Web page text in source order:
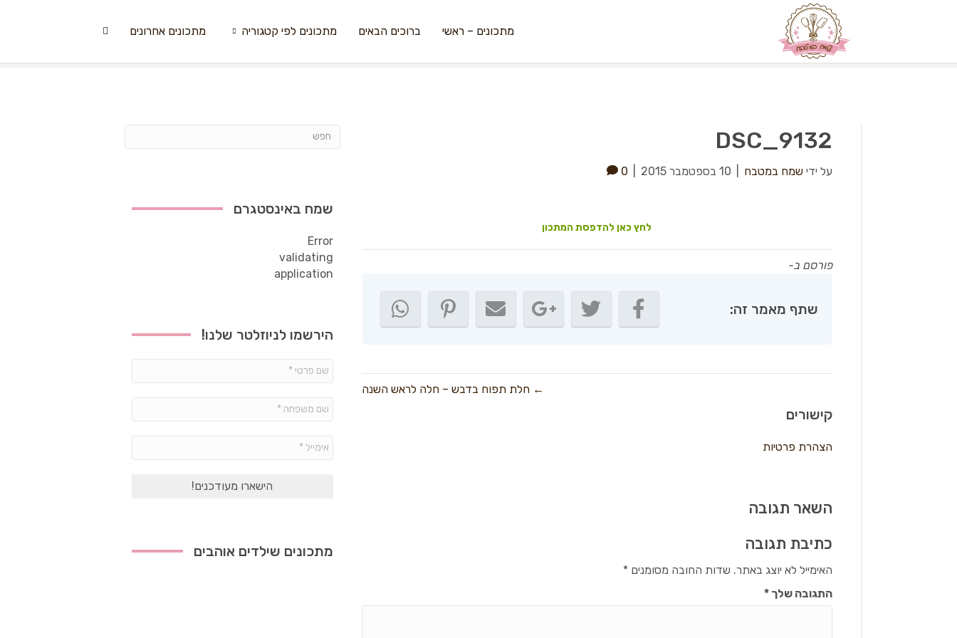
מתכונים – ראשי ברוכים הבאים מתכונים לפי קטגוריה מתכונים אחרונים
DSC_9132
על ידי שמח במטבח 10 בספטמבר 2015 0
לחץ כאן להדפסת המתכון
פורסם ב-
שתף מאמר זה:
← חלת תפוח בדבש – חלה לראש השנה
קישורים
הצהרת פרטיות
השאר תגובה
כתיבת תגובה
האימייל לא יוצג באתר. שדות החובה מסומנים*
התגובה שלך*
שמח באינסטגרם
Error
validating
application
הירשמו לניוזלטר שלנו!
מתכונים שילדים אוהבים